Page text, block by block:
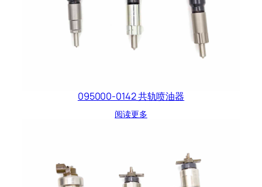
095000-0142 共轨喷油器
阅读更多